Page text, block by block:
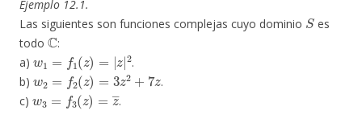
Ejemplo 12.1.
Las siguientes son funciones complejas cuyo dominio
S
es
todo
C
:
a)
w 1= 1( z = |
.
b)
w2 2(z)= 2+7
.
c)
w3 3(z)= ―
.